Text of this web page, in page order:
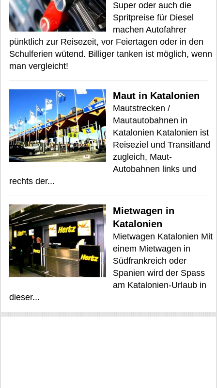
Super oder auch die
Spritpreise für Diesel
machen Autofahrer
pünktlich zur Reisezeit, vor Feiertagen oder in den
Schulferien wütend. Billiger tanken ist möglich, wenn
man vergleicht!
Maut in Katalonien
Mautstrecken /
Mautautobahnen in
Katalonien Katalonien ist
Reiseziel und Transitland
zugleich, Maut-
Autobahnen links und
rechts der...
Mietwagen in
Katalonien
Mietwagen Katalonien Mit
einem Mietwagen in
Südfrankreich oder
Spanien wird der Spass
am Katalonien-Urlaub in
dieser...